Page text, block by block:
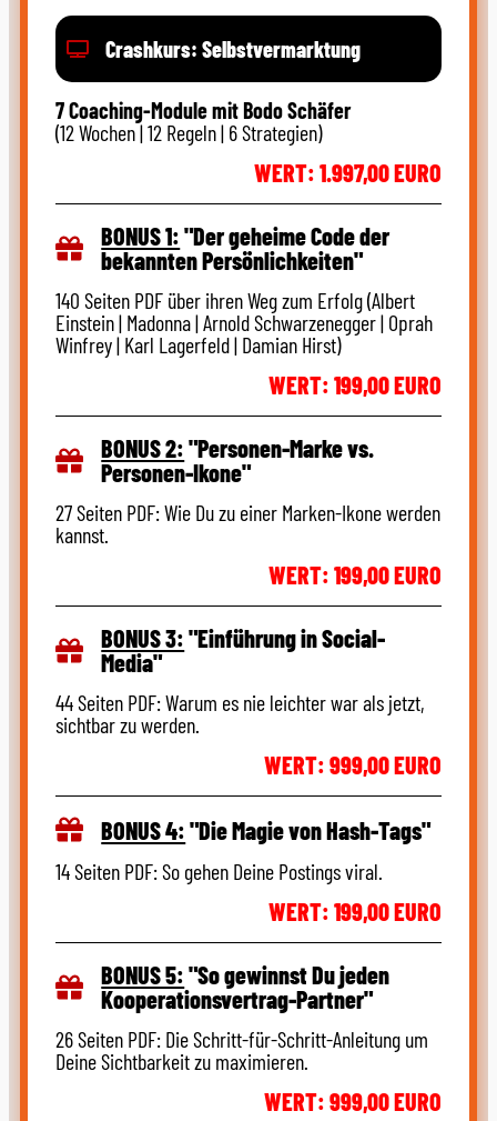
Crashkurs: Selbstvermarktung
7 Coaching-Module mit Bodo Schäfer
(12 Wochen | 12 Regeln | 6 Strategien)
WERT: 1.997,00 EURO
BONUS 1:"Der geheime Code der
bekannten Persönlichkeiten"
140 Seiten PDF über ihren Weg zum Erfolg (Albert
Einstein | Madonna | Arnold Schwarzenegger | Oprah
Winfrey | Karl Lagerfeld | Damian Hirst)
WERT: 199,00 EURO
BONUS 2:"Personen-Marke vs.
Personen-Ikone"
27 Seiten PDF: Wie Du zu einer Marken-Ikone werden
kannst.
WERT: 199,00 EURO
BONUS 3:"Einführung in Social-
Media"
44 Seiten PDF: Warum es nie leichter war als jetzt,
sichtbar zu werden.
WERT: 999,00 EURO
BONUS 4:"Die Magie von Hash-Tags"
14 Seiten PDF: So gehen Deine Postings viral​​.
WERT: 199,00 EURO
BONUS 5:"So gewinnst Du jeden
Kooperationsvertrag-Partner"
26 Seiten PDF: Die Schritt-für-Schritt-Anleitung um
Deine Sichtbarkeit zu maximieren.
WERT: 999,00 EURO